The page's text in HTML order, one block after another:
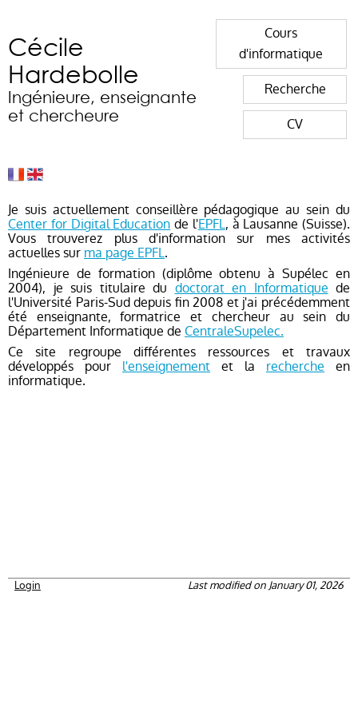
Cécile
Hardebolle
Ingénieure, enseignante
et chercheure
Cours
d'informatique
Recherche
CV
Je suis actuellement conseillère pédagogique au sein du
Center for Digital Education de l'EPFL, à Lausanne (Suisse).
Vous trouverez plus d'information sur mes activités
actuelles sur ma page EPFL.
Ingénieure de formation (diplôme obtenu à Supélec en
2004), je suis titulaire du doctorat en Informatique de
l'Université Paris-Sud depuis fin 2008 et j'ai précédemment
été enseignante, formatrice et chercheur au sein du
Département Informatique de CentraleSupelec.
Ce site regroupe différentes ressources et travaux
développés pour l'enseignement et la recherche en
informatique.
Login Last modified on January 01, 2026